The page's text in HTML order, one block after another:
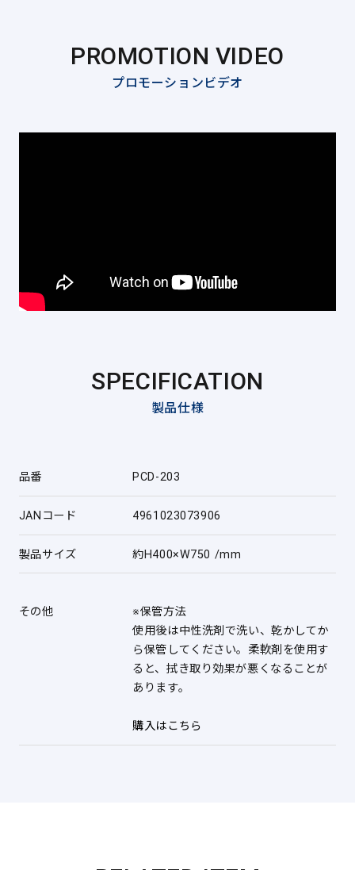
PROMOTION VIDEO
プロモーションビデオ
SPECIFICATION
製品仕様
品番 PCD-203
JANコード 4961023073906
製品サイズ 約H400×W750 /mm
その他
※保管方法
使用後は中性洗剤で洗い、乾かしてか
ら保管してください。柔軟剤を使用す
ると、拭き取り効果が悪くなることが
あります。
購入はこちら